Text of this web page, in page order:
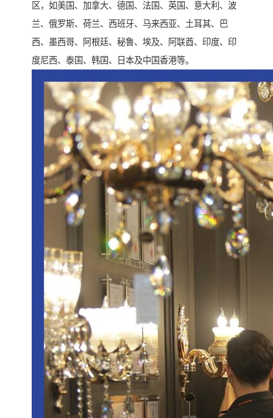
区，如美国、加拿大、德国、法国、英国、意大利、波
兰、俄罗斯、荷兰、西班牙、马来西亚、土耳其、巴
西、墨西哥、阿根廷、秘鲁、埃及、阿联酋、印度、印
度尼西、泰国、韩国、日本及中国香港等。